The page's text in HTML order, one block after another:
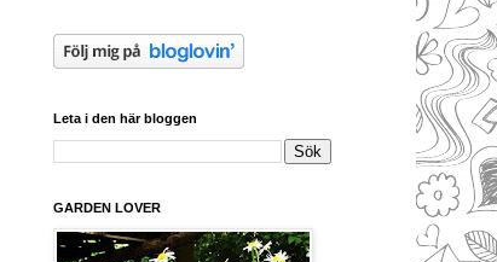
Leta i den här bloggen
GARDEN LOVER